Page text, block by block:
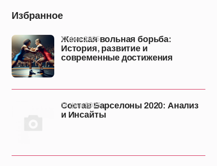
Избранное
Женская вольная борьба:
История, развитие и
современные достижения
17 фев 2025
Состав Барселоны 2020: Анализ
и Инсайты
14 фев 2025